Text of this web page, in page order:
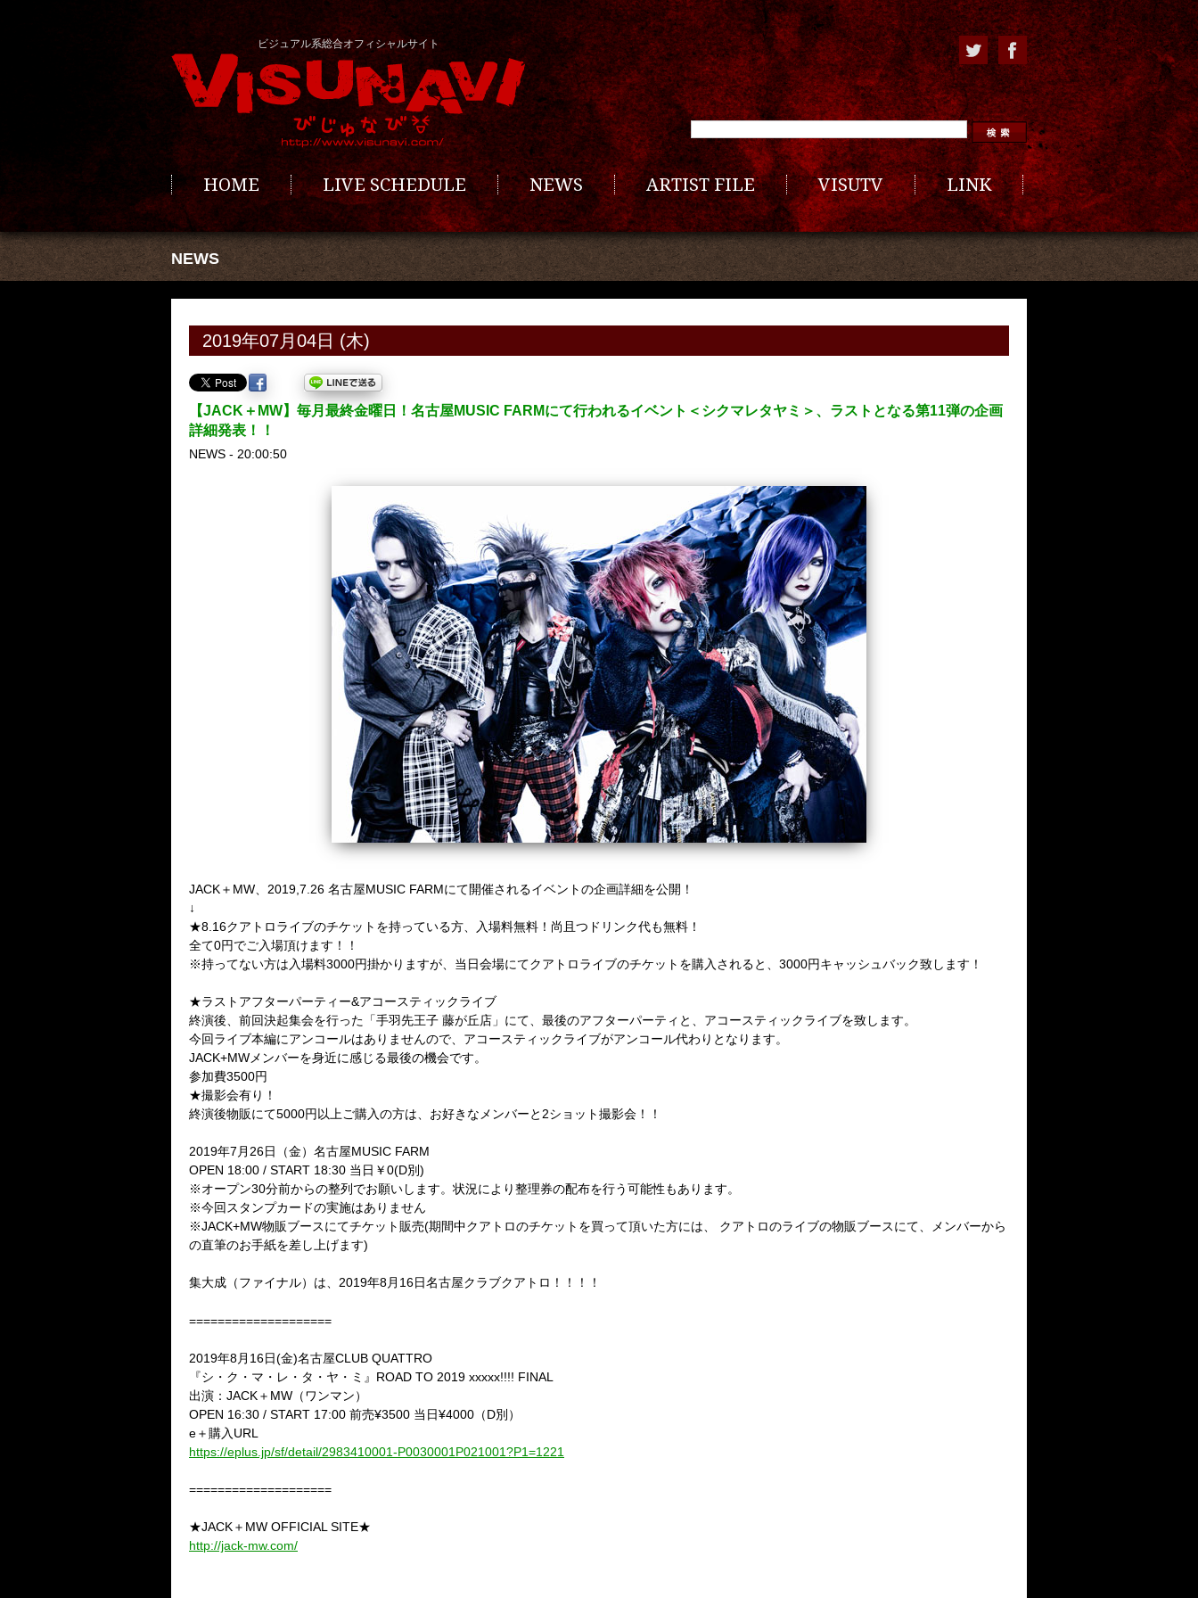
ビジュアル系総合オフィシャルサイト
HOME LIVE SCHEDULE NEWS ARTIST FILE VISUTV LINK
NEWS
2019年07月04日 (木)
【JACK＋MW】毎月最終金曜日！名古屋MUSIC FARMにて行われるイベント＜シクマレタヤミ＞、ラストとなる第11弾の企画
詳細発表！！
NEWS - 20:00:50
JACK＋MW、2019,7.26 名古屋MUSIC FARMにて開催されるイベントの企画詳細を公開！
↓
★8.16クアトロライブのチケットを持っている方、入場料無料！尚且つドリンク代も無料！
全て0円でご入場頂けます！！
※持ってない方は入場料3000円掛かりますが、当日会場にてクアトロライブのチケットを購入されると、3000円キャッシュバック致します！
★ラストアフターパーティー&アコースティックライブ
終演後、前回決起集会を行った「手羽先王子 藤が丘店」にて、最後のアフターパーティと、アコースティックライブを致します。
今回ライブ本編にアンコールはありませんので、アコースティックライブがアンコール代わりとなります。
JACK+MWメンバーを身近に感じる最後の機会です。
参加費3500円
★撮影会有り！
終演後物販にて5000円以上ご購入の方は、お好きなメンバーと2ショット撮影会！！
2019年7月26日（金）名古屋MUSIC FARM
OPEN 18:00 / START 18:30 当日￥0(D別)
※オープン30分前からの整列でお願いします。状況により整理券の配布を行う可能性もあります。
※今回スタンプカードの実施はありません
※JACK+MW物販ブースにてチケット販売(期間中クアトロのチケットを買って頂いた方には、 クアトロのライブの物販ブースにて、メンバーから
の直筆のお手紙を差し上げます)
集大成（ファイナル）は、2019年8月16日名古屋クラブクアトロ！！！！
====================
2019年8月16日(金)名古屋CLUB QUATTRO
『シ・ク・マ・レ・タ・ヤ・ミ』ROAD TO 2019 xxxxx!!!! FINAL
出演：JACK＋MW（ワンマン）
OPEN 16:30 / START 17:00 前売¥3500 当日¥4000（D別）
e＋購入URL
https://eplus.jp/sf/detail/2983410001-P0030001P021001?P1=1221
====================
★JACK＋MW OFFICIAL SITE★
http://jack-mw.com/